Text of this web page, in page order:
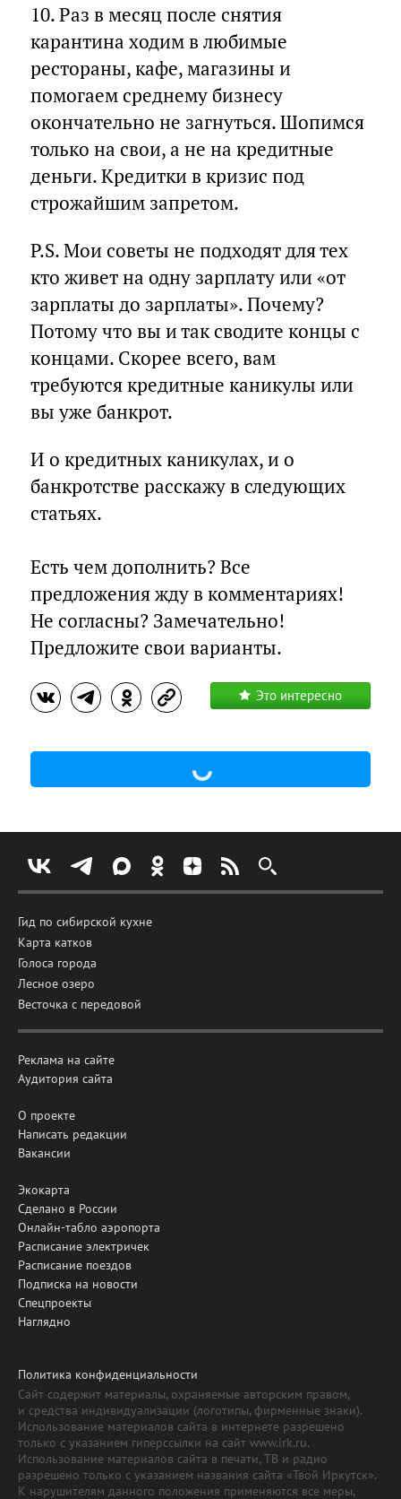
10. Раз в месяц после снятия
карантина ходим в любимые
рестораны, кафе, магазины и
помогаем среднему бизнесу
окончательно не загнуться. Шопимся
только на свои, а не на кредитные
деньги. Кредитки в кризис под
строжайшим запретом.
P.S. Мои советы не подходят для тех
кто живет на одну зарплату или «от
зарплаты до зарплаты». Почему?
Потому что вы и так сводите концы с
концами. Скорее всего, вам
требуются кредитные каникулы или
вы уже банкрот.
И о кредитных каникулах, и о
банкротстве расскажу в следующих
статьях.
Есть чем дополнить? Все
предложения жду в комментариях!
Не согласны? Замечательно!
Предложите свои варианты.
Это интересно
Гид по сибирской кухне
Карта катков
Голоса города
Лесное озеро
Весточка с передовой
Реклама на сайте
Аудитория сайта
О проекте
Написать редакции
Вакансии
Экокарта
Сделано в России
Онлайн-табло аэропорта
Расписание электричек
Расписание поездов
Подписка на новости
Спецпроекты
Наглядно
Политика конфиденциальности
Сайт содержит материалы, охраняемые авторским правом,
и средства индивидуализации (логотипы, фирменные знаки).
Использование материалов сайта в интернете разрешено
только с указанием гиперссылки на сайт www.irk.ru.
Использование материалов сайта в печати, ТВ и радио
разрешено только с указанием названия сайта «Твой Иркутск».
К нарушителям данного положения применяются все меры,